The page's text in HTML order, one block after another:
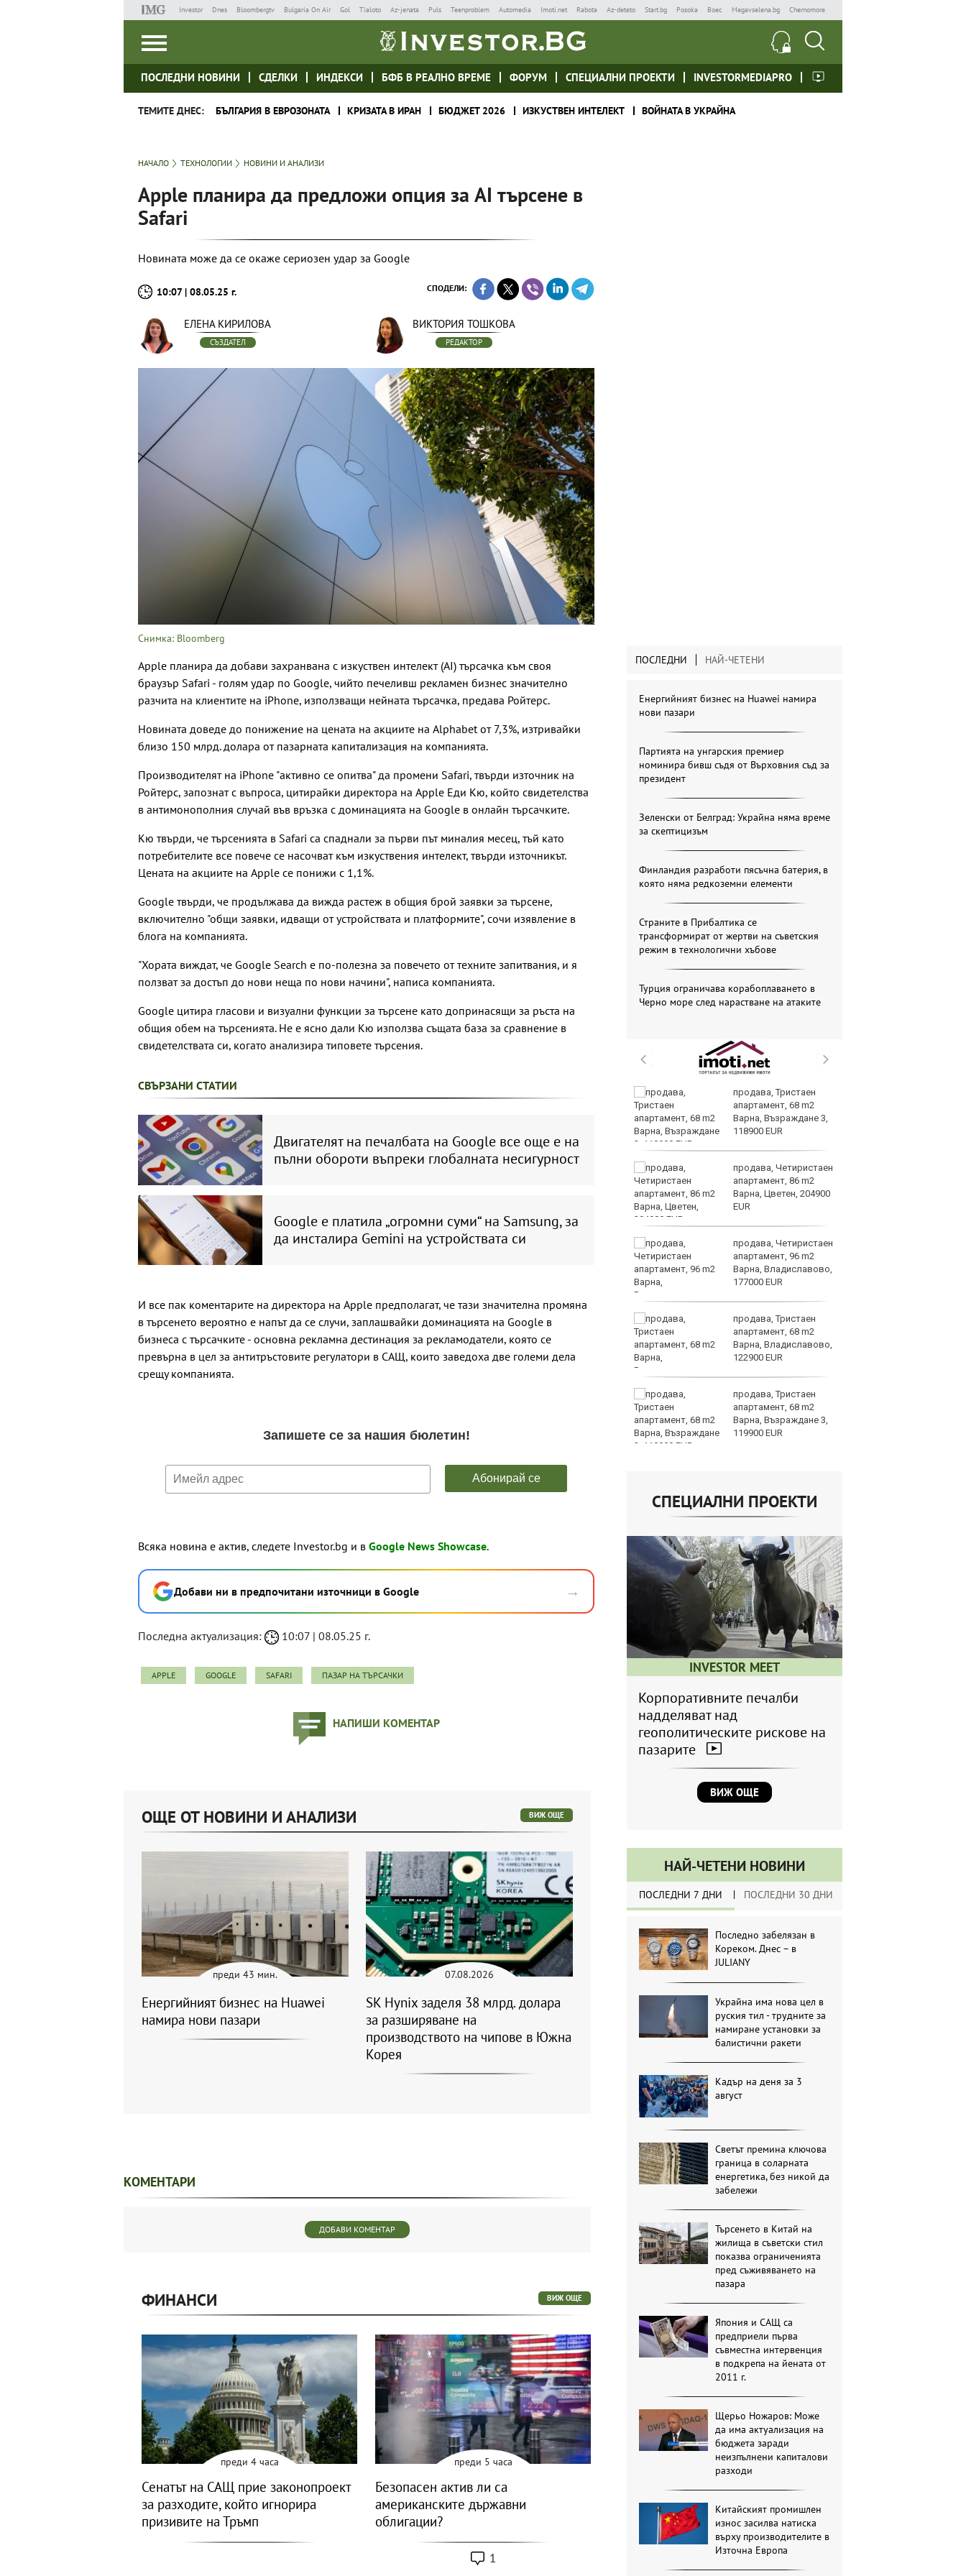
Investor Dnes Bloombergtv Bulgaria On Air Gol Tialoto Az-jenata Puls Teenproblem Automedia Imoti.net Rabota Az-deteto Start.bg Posoka Boec Megavselena.bg Chernomore
ПОСЛЕДНИ НОВИНИ СДЕЛКИ ИНДЕКСИ БФБ В РЕАЛНО ВРЕМЕ ФОРУМ СПЕЦИАЛНИ ПРОЕКТИ INVESTORMEDIAPRO
ТЕМИТЕ ДНЕС: БЪЛГАРИЯ В ЕВРОЗОНАТА КРИЗАТА В ИРАН БЮДЖЕТ 2026 ИЗКУСТВЕН ИНТЕЛЕКТ ВОЙНАТА В УКРАЙНА
НАЧАЛО ТЕХНОЛОГИИ НОВИНИ И АНАЛИЗИ
Apple планира да предложи опция за AI търсене в
Safari
Новината може да се окаже сериозен удар за Google
10:07 | 08.05.25 г. СПОДЕЛИ:
ЕЛЕНА КИРИЛОВА
СЪЗДАТЕЛ
ВИКТОРИЯ ТОШКОВА
РЕДАКТОР
Снимка: Bloomberg
Apple планира да добави захранвана с изкуствен интелект (AI) търсачка към своя
браузър Safari - голям удар по Google, чийто печеливш рекламен бизнес значително
разчита на клиентите на iPhone, използващи нейната търсачка, предава Ройтерс.
Новината доведе до понижение на цената на акциите на Alphabet от 7,3%, изтривайки
близо 150 млрд. долара от пазарната капитализация на компанията.
Производителят на iPhone "активно се опитва" да промени Safari, твърди източник на
Ройтерс, запознат с въпроса, цитирайки директора на Apple Еди Кю, който свидетелства
в антимонополния случай във връзка с доминацията на Google в онлайн търсачките.
Кю твърди, че търсенията в Safari са спаднали за първи път миналия месец, тъй като
потребителите все повече се насочват към изкуствения интелект, твърди източникът.
Цената на акциите на Apple се понижи с 1,1%.
Google твърди, че продължава да вижда растеж в общия брой заявки за търсене,
включително "общи заявки, идващи от устройствата и платформите", сочи изявление в
блога на компанията.
"Хората виждат, че Google Search е по-полезна за повечето от техните запитвания, и я
ползват за достъп до нови неща по нови начини", написа компанията.
Google цитира гласови и визуални функции за търсене като допринасящи за ръста на
общия обем на търсенията. Не e ясно дали Кю използва същата база за сравнение в
свидетелствата си, когато анализира типовете търсения.
СВЪРЗАНИ СТАТИИ
Двигателят на печалбата на Google все още е на
пълни обороти въпреки глобалната несигурност
Google е платила „огромни суми“ на Samsung, за
да инсталира Gemini на устройствата си
И все пак коментарите на директора на Apple предполагат, че тази значителна промяна
в търсенето вероятно е напът да се случи, заплашвайки доминацията на Google в
бизнеса с търсачките - основна рекламна дестинация за рекламодатели, която се
превърна в цел за антитръстовите регулатори в САЩ, които заведоха две големи дела
срещу компанията.
Всяка новина е актив, следете Investor.bg и в Google News Showcase.
Добави ни в предпочитани източници в Google →
Последна актуализация: 10:07 | 08.05.25 г.
APPLE GOOGLE SAFARI ПАЗАР НА ТЪРСАЧКИ
НАПИШИ КОМЕНТАР
ПОСЛЕДНИ НАЙ-ЧЕТЕНИ
Енергийният бизнес на Huawei намира
нови пазари
Партията на унгарския премиер
номинира бивш съдя от Върховния съд за
президент
Зеленски от Белград: Украйна няма време
за скептицизъм
Финландия разработи пясъчна батерия, в
която няма редкоземни елементи
Страните в Прибалтика се
трансформират от жертви на съветския
режим в технологични хъбове
Турция ограничава корабоплаването в
Черно море след нарастване на атаките
Нови 45 курсанти бяха
Няма дълбоки кратери
Хванаха за ден 31
шофьори с алкохол
или наркотици
продава, Тристаен
апартамент, 68 m2
Варна, Възраждане 3,
118900 EUR
продава, Четиристаен
апартамент, 86 m2
Варна, Цветен, 204900
EUR
продава, Четиристаен
апартамент, 96 m2
Варна, Владиславово,
177000 EUR
продава, Тристаен
апартамент, 68 m2
Варна, Владиславово,
122900 EUR
продава, Тристаен
апартамент, 68 m2
Варна, Възраждане 3,
119900 EUR
СПЕЦИАЛНИ ПРОЕКТИ
INVESTOR MEET
Корпоративните печалби
надделяват над
геополитическите рискове на
пазарите
ВИЖ ОЩЕ
НАЙ-ЧЕТЕНИ НОВИНИ
ПОСЛЕДНИ 7 ДНИ ПОСЛЕДНИ 30 ДНИ
Последно забелязан в
Кореком. Днес – в
JULIANY
Украйна има нова цел в
руския тил - трудните за
намиране установки за
балистични ракети
Кадър на деня за 3
август
Светът премина ключова
граница в соларната
енергетика, без никой да
забележи
Търсенето в Китай на
жилища в съветски стил
показва ограниченията
пред съживяването на
пазара
Япония и САЩ са
предприели първа
съвместна интервенция
в подкрепа на йената от
2011 г.
Щерьо Ножаров: Може
да има актуализация на
бюджета заради
неизпълнени капиталови
разходи
Китайският промишлен
износ засилва натиска
върху производителите в
Източна Европа
ОЩЕ ОТ НОВИНИ И АНАЛИЗИ ВИЖ ОЩЕ
преди 43 мин.
Енергийният бизнес на Huawei
намира нови пазари
07.08.2026
SK Hynix заделя 38 млрд. долара
за разширяване на
производството на чипове в Южна
Корея
КОМЕНТАРИ
ДОБАВИ КОМЕНТАР
ФИНАНСИ ВИЖ ОЩЕ
преди 4 часа
Сенатът на САЩ прие законопроект
за разходите, който игнорира
призивите на Тръмп
преди 5 часа
Безопасен актив ли са
американските държавни
облигации?
1